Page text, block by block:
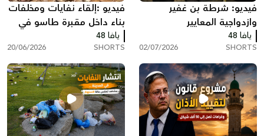
فيديو: شرطة بن غفير
وازدواجية المعايير
يافا 48
SHORTS
02/07/2026
فيديو :إلقاء نفايات ومخلفات
بناء داخل مقبرة طاسو في
يافا يثير استياءً واسعاً
يافا 48
SHORTS
20/06/2026